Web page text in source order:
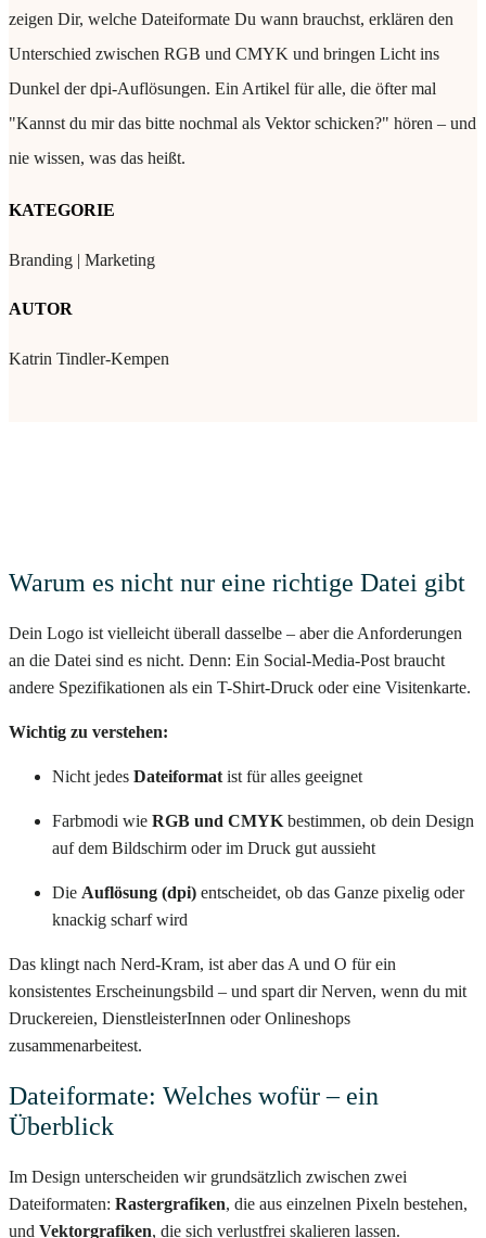
zeigen Dir, welche Dateiformate Du wann brauchst, erklären den
Unterschied zwischen RGB und CMYK und bringen Licht ins
Dunkel der dpi-Auflösungen. Ein Artikel für alle, die öfter mal
"Kannst du mir das bitte nochmal als Vektor schicken?" hören – und
nie wissen, was das heißt.
KATEGORIE
Branding | Marketing
AUTOR
Katrin Tindler-Kempen
Warum es nicht nur eine richtige Datei gibt
Dein Logo ist vielleicht überall dasselbe – aber die Anforderungen
an die Datei sind es nicht. Denn: Ein Social-Media-Post braucht
andere Spezifikationen als ein T-Shirt-Druck oder eine Visitenkarte.
Wichtig zu verstehen:
Nicht jedes Dateiformat ist für alles geeignet
Farbmodi wie RGB und CMYK bestimmen, ob dein Design
auf dem Bildschirm oder im Druck gut aussieht
Die Auflösung (dpi) entscheidet, ob das Ganze pixelig oder
knackig scharf wird
Das klingt nach Nerd-Kram, ist aber das A und O für ein
konsistentes Erscheinungsbild – und spart dir Nerven, wenn du mit
Druckereien, DienstleisterInnen oder Onlineshops
zusammenarbeitest.
Dateiformate: Welches wofür – ein
Überblick
Im Design unterscheiden wir grundsätzlich zwischen zwei
Dateiformaten: Rastergrafiken, die aus einzelnen Pixeln bestehen,
und Vektorgrafiken, die sich verlustfrei skalieren lassen.